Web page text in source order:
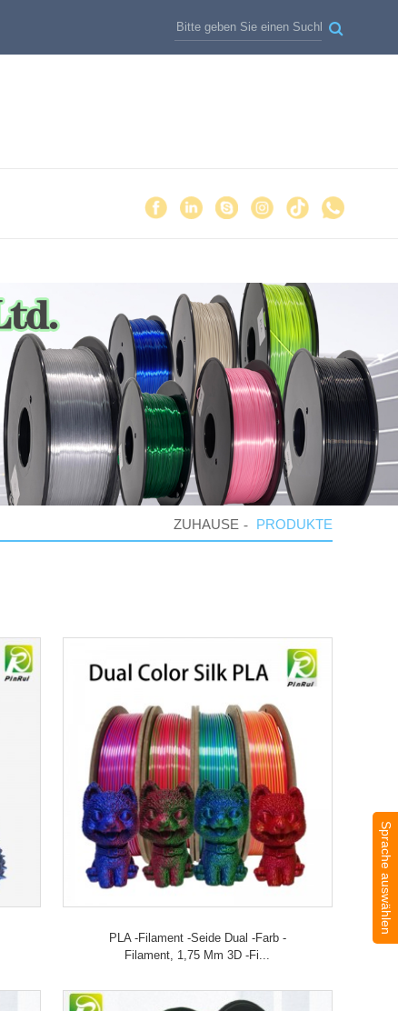
ZUHAUSE PRODUKTE
PLA -Filament -Seide Dual -Farb -
Filament, 1,75 Mm 3D -Fi...
Sprache auswählen